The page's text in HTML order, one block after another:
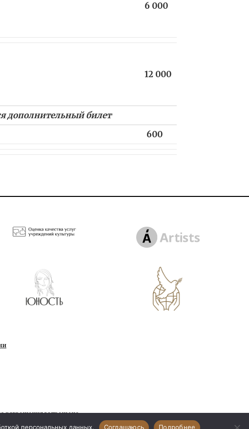
6 000
12 000
дополнительный билет
600
разрешения запрещено
персональных данных. Соглашаюсь Подробнее